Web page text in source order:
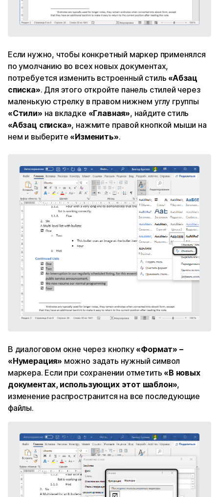
Если нужно, чтобы конкретный маркер применялся
по умолчанию во всех новых документах,
потребуется изменить встроенный стиль «Абзац
списка». Для этого откройте панель стилей через
маленькую стрелку в правом нижнем углу группы
«Стили» на вкладке «Главная», найдите стиль
«Абзац списка», нажмите правой кнопкой мыши на
нем и выберите «Изменить».
В диалоговом окне через кнопку «Формат» –
«Нумерация» можно задать нужный символ
маркера. Если при сохранении отметить «В новых
документах, использующих этот шаблон»,
изменение распространится на все последующие
файлы.